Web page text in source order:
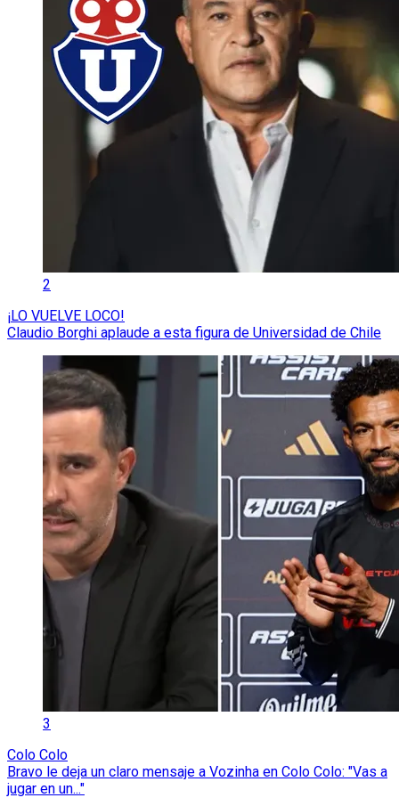
2
¡LO VUELVE LOCO!
Claudio Borghi aplaude a esta figura de Universidad de Chile
3
Colo Colo
Bravo le deja un claro mensaje a Vozinha en Colo Colo: "Vas a
jugar en un..."